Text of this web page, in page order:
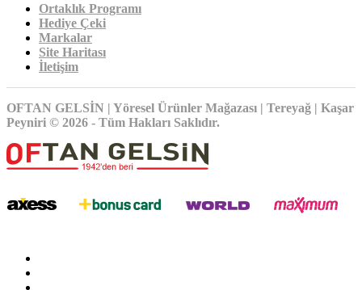
Ortaklık Programı
Hediye Çeki
Markalar
Site Haritası
İletişim
OFTAN GELSİN | Yöresel Ürünler Mağazası | Tereyağ | Kaşar
Peyniri © 2026 - Tüm Hakları Saklıdır.